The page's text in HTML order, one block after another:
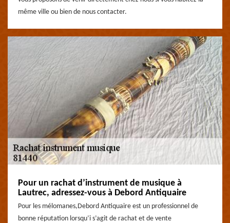
même ville ou bien de nous contacter.
Pour un rachat d’instrument de musique à
Lautrec, adressez-vous à Debord Antiquaire
Pour les mélomanes,Debord Antiquaire est un professionnel de
bonne réputation lorsqu’i s’agit de rachat et de vente